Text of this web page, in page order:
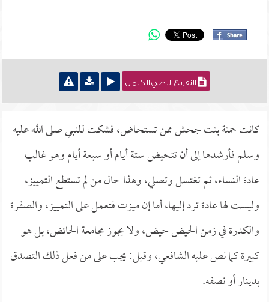
التفريغ النصي الكامل
كانت حمنة بنت جحش ممن تستحاض، فشكت للنبي صلى الله عليه
وسلم فأرشدها إلى أن تتحيض ستة أيام أو سبعة أيام وهو غالب
عادة النساء، ثم تغتسل وتصلي، وهذا حال من لم تستطع التمييز،
وليست لها عادة ترد إليها، أما إن ميزت فتعمل على التمييز، والصفرة
والكدرة في زمن الحيض حيض، ولا يجوز مجامعة الحائض، بل هو
كبيرة كما نص عليه الشافعي، وقيل: يجب على من فعل ذلك التصدق
بدينار أو نصفه.